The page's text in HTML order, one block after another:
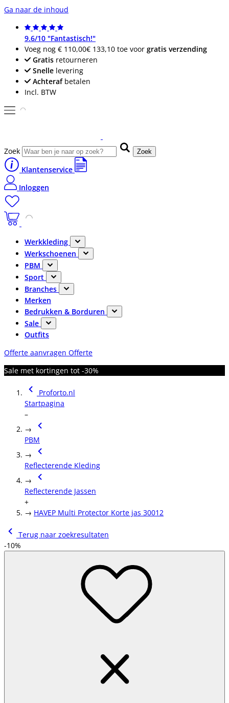
Ga naar de inhoud
9.6/10 "Fantastisch!"
Voeg nog € 110,00€ 133,10 toe voor gratis verzending
Gratis retourneren
Snelle levering
Achterafbetalen
Incl. BTW
Zoek Zoek
Klantenservice
Inloggen
Werkkleding
Werkschoenen
PBM
Sport
Branches
Merken
Bedrukken & Borduren
Sale
Outfits
Offerte aanvragen Offerte
Sale met kortingen tot -30%
Proforto.nl
Startpagina
–
→
PBM
→
Reflecterende Kleding
→
Reflecterende Jassen
+
→ HAVEP Multi Protector Korte jas 30012
Terug naar zoekresultaten
-10%